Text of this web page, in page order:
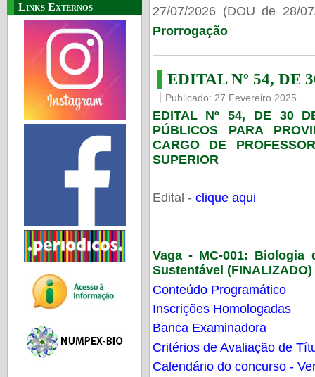
Links Externos
27/07/2026 (DOU de 28/
Prorrogação
EDITAL Nº 54, DE
Publicado: 27 Fevereiro 2025
EDITAL Nº 54, DE 30
PÚBLICOS PARA
CARGO DE
SUPERIOR
Edital - clique aqui
Vaga - MC-001: Biologia
Sustentável (FINALIZADO)
Conteúdo Programático
Inscrições Homologadas
Banca Examinadora
Critérios de Avaliação de
Calendário do concurso -